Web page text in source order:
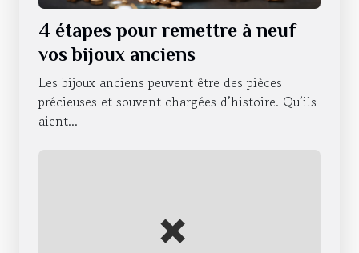
4 étapes pour remettre à neuf
vos bijoux anciens
Les bijoux anciens peuvent être des pièces
précieuses et souvent chargées d’histoire. Qu’ils
aient...